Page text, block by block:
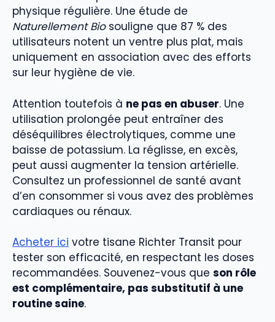
physique régulière. Une étude de
Naturellement Biosouligne que 87 % des
utilisateurs notent un ventre plus plat, mais
uniquement en association avec des efforts
sur leur hygiène de vie.
Attention toutefois à ne pas en abuser. Une
utilisation prolongée peut entraîner des
déséquilibres électrolytiques, comme une
baisse de potassium. La réglisse, en excès,
peut aussi augmenter la tension artérielle.
Consultez un professionnel de santé avant
d’en consommer si vous avez des problèmes
cardiaques ou rénaux.
Acheter ici votre tisane Richter Transit pour
tester son efficacité, en respectant les doses
recommandées. Souvenez-vous que son rôle
est complémentaire, pas substitutif à une
routine saine.